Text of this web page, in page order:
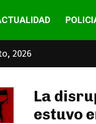
2026
La
estuvo